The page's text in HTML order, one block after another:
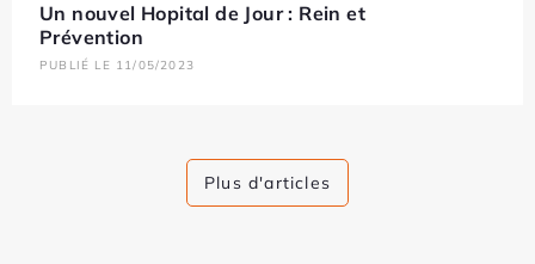
Un nouvel Hopital de Jour : Rein et
Prévention
PUBLIÉ LE 11/05/2023
Plus d'articles